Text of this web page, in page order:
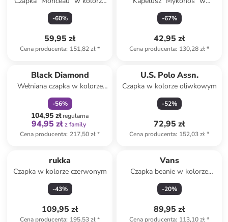
różowym
-60%
59,95 zł
Cena producenta: 151,82 zł*
kolorze czarnym
-67%
42,95 zł
Cena producenta: 130,28 zł*
Black Diamond
Wełniana czapka w kolorze
czarnym
-56%
104,95 złregularna
94,95 zł z family
Cena producenta: 217,50 zł*
U.S. Polo Assn.
Czapka w kolorze oliwkowym
-52%
72,95 zł
Cena producenta: 152,03 zł*
rukka
Czapka w kolorze czerwonym
-43%
109,95 zł
Cena producenta: 195,53 zł*
Vans
Czapka beanie w kolorze
ciemnozielonym
-20%
89,95 zł
Cena producenta: 113,10 zł*